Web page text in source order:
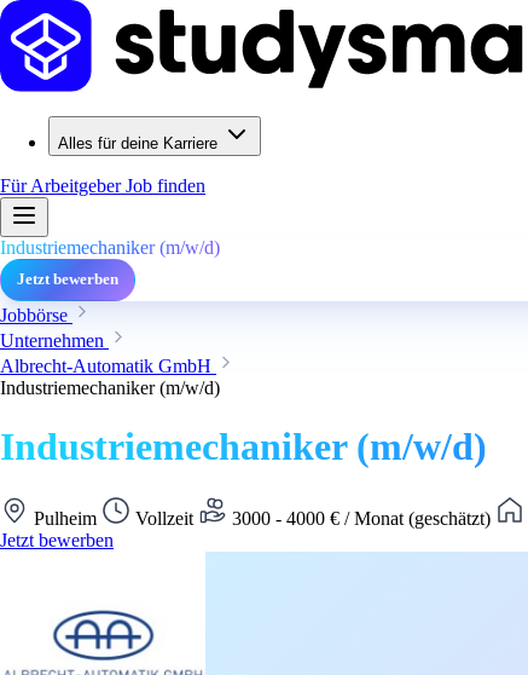
Alles für deine Karriere
Für ArbeitgeberJob finden
Industriemechaniker (m/w/d)
Jetzt bewerben
Jobbörse
Unternehmen
Albrecht-Automatik GmbH
Industriemechaniker (m/w/d)
Industriemechaniker (m/w/d)
Pulheim Vollzeit 3000 - 4000 € / Monat (geschätzt)
Jetzt bewerben